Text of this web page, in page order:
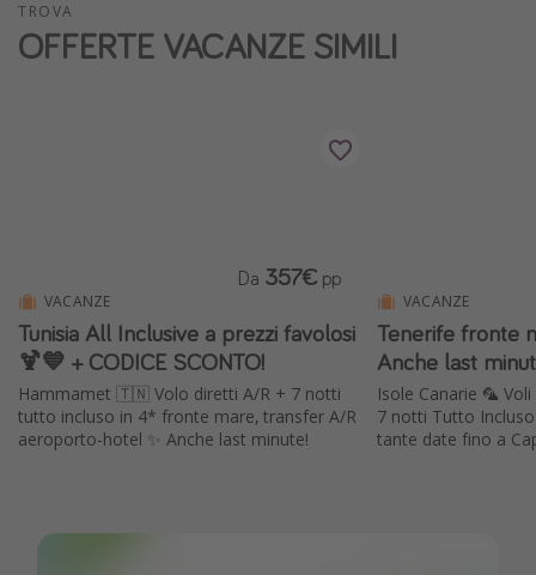
TROVA
OFFERTE VACANZE SIMILI
VACANZE
Tunisia All Inclusive a prezzi favolosi
🍹💙 + CODICE SCONTO!
Hammamet 🇹🇳 Volo diretti A/R + 7 notti
tutto incluso in 4* fronte mare, transfer A/R
aeroporto-hotel ✨ Anche last minute!
Da 357€ pp
VACANZE
Tenerife fronte
Anche last
Isole Canarie 🦜
7 notti Tutto
tante date fino a